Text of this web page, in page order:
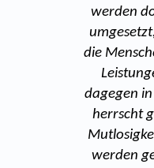
werden
die
dagegen
herrscht
werden